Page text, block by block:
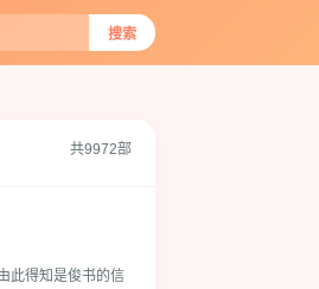
搜索
共9972部
此得知是俊书的信